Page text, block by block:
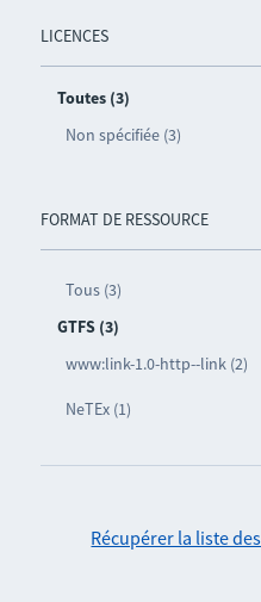
LICENCES
Toutes (3)
Non spécifiée (3)
FORMAT DE RESSOURCE
Tous (3)
GTFS (3)
www:link-1.0-http--link (2)
NeTEx (1)
Récupérer la liste